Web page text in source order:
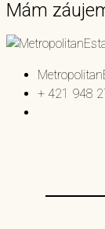
Mám
+ 421 948